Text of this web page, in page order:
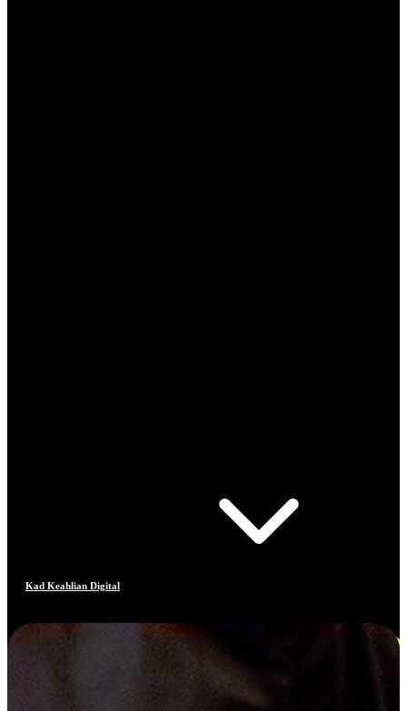
Kad Keahlian Digital